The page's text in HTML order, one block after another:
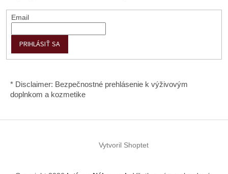
Email
PRIHLÁSIŤ SA
* Disclaimer: Bezpečnostné prehlásenie k výživovým
doplnkom a kozmetike
Vytvoril Shoptet